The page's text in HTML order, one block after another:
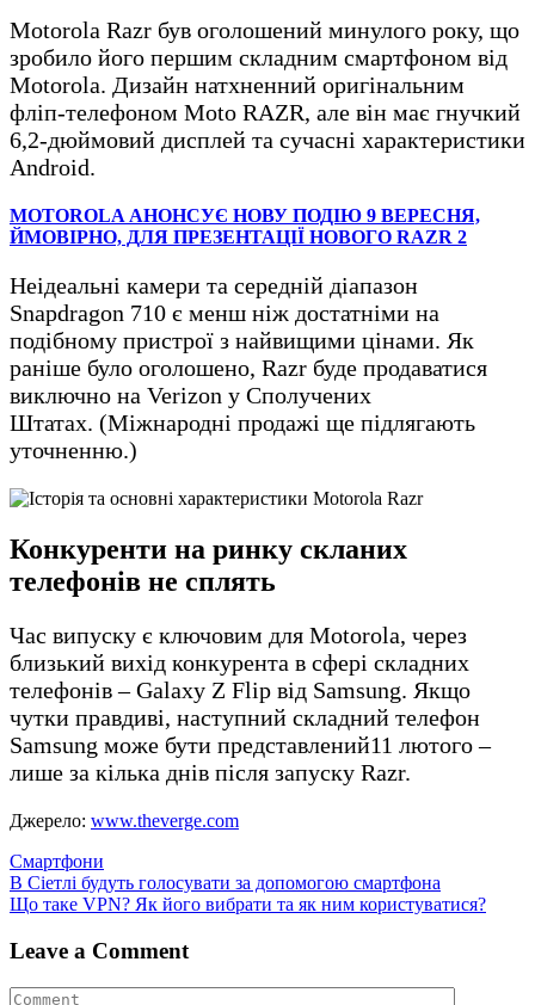
Motorola Razr був оголошений минулого року, що
зробило його першим складним смартфоном від
Motorola. Дизайн натхненний оригінальним
фліп-телефоном Moto RAZR, але він має гнучкий
6,2-дюймовий дисплей та сучасні характеристики
Android.
MOTOROLA АНОНСУЄ НОВУ ПОДІЮ 9 ВЕРЕСНЯ,
ЙМОВІРНО, ДЛЯ ПРЕЗЕНТАЦІЇ НОВОГО RAZR 2
Неідеальні камери та середній діапазон
Snapdragon 710 є менш ніж достатніми на
подібному пристрої з найвищими цінами. Як
раніше було оголошено, Razr буде продаватися
виключно на Verizon у Сполучених
Штатах. (Міжнародні продажі ще підлягають
уточненню.)
Конкуренти на ринку скланих
телефонів не сплять
Час випуску є ключовим для Motorola, через
близький вихід конкурента в сфері складних
телефонів – Galaxy Z Flip від Samsung. Якщо
чутки правдиві, наступний складний телефон
Samsung може бути представлений11 лютого –
лише за кілька днів після запуску Razr.
Джерело: www.theverge.com
Смартфони
Навігація
записів
В Сіетлі будуть голосувати за допомогою смартфона
Що таке VPN? Як його вибрати та як ним користуватися?
Leave a Comment